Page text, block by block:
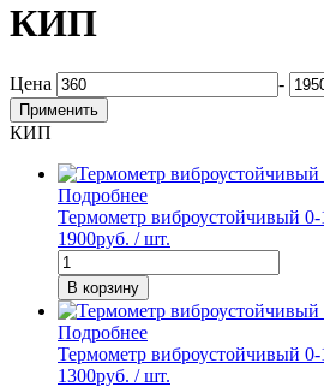
КИП
Цена -
Применить
КИП
Подробнее
Термометр виброустойчивый
1900руб. / шт.
В корзину
Подробнее
Термометр виброустойчивый
1300руб. / шт.